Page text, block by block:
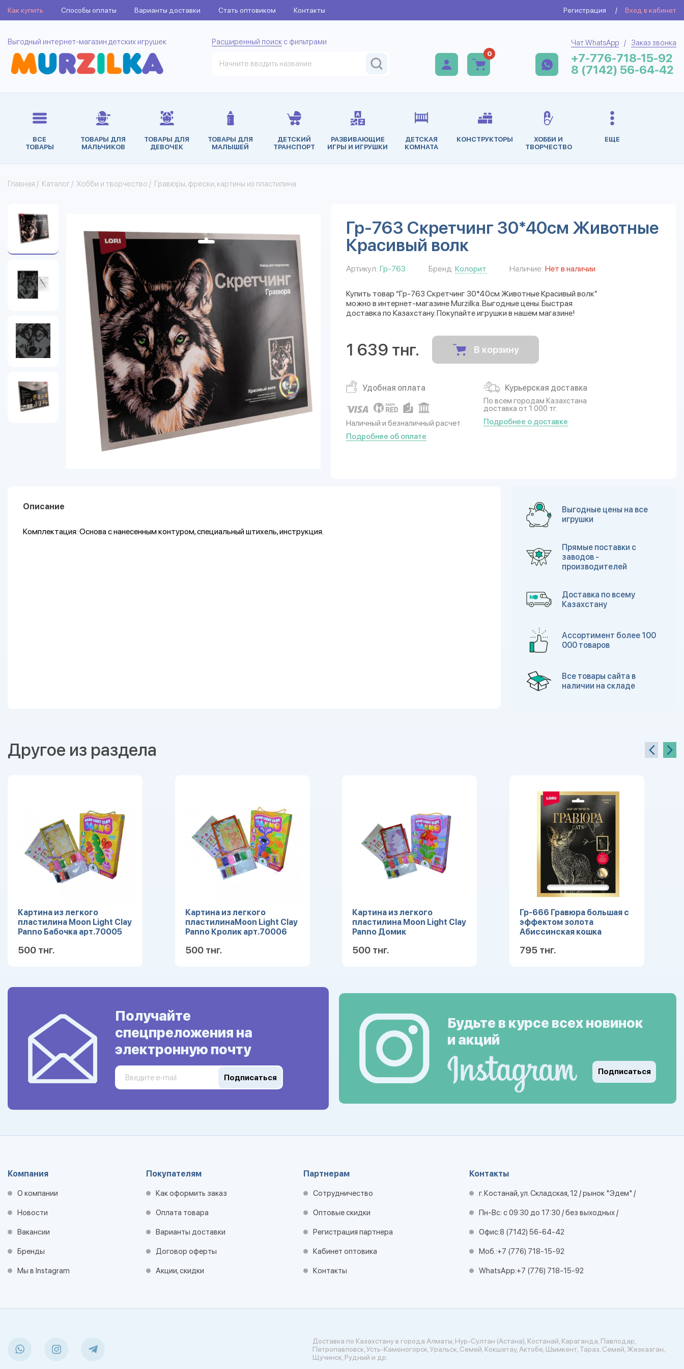
Как купить Способы оплаты Варианты доставки Стать оптовиком Контакты Регистрация / Вход в кабинет
Выгодный интернет-магазин детских игрушек Расширенный поиск с фильтрами
0
Чат WhatsApp / Заказ звонка
+7-776-718-15-92
8 (7142) 56-64-42
ВСЕ
ТОВАРЫ
ТОВАРЫ ДЛЯ
МАЛЬЧИКОВ
ТОВАРЫ ДЛЯ
ДЕВОЧЕК
ТОВАРЫ ДЛЯ
МАЛЫШЕЙ
ДЕТСКИЙ
ТРАНСПОРТ
РАЗВИВАЮЩИЕ
ИГРЫ И ИГРУШКИ
ДЕТСКАЯ
КОМНАТА
КОНСТРУКТОРЫ
ХОББИ И
ТВОРЧЕСТВО
ЕЩЕ
Главная / Каталог / Хобби и творчество / Гравюры, фрески, картины из пластилина
Гр-763 Скретчинг 30*40см Животные
Красивый волк
Артикул: Гр-763 Бренд: Колорит Наличие: Нет в наличии
Купить товар “Гр-763 Скретчинг 30*40см Животные Красивый волк”
можно в интернет-магазине Murzilka. Выгодные цены. Быстрая
доставка по Казахстану. Покупайте игрушки в нашем магазине!
1 639 тнг. В корзину
Удобная оплата
Наличный и безналичный расчет
Подробнее об оплате
Курьерская доставка
По всем городам Казахстана
доставка от 1 000 тг.
Подробнее о доставке
Описание
Комплектация: Основа с нанесенным контуром, специальный штихель, инструкция.
Выгодные цены на все
игрушки
Прямые поставки с
заводов -
производителей
Доставка по всему
Казахстану
Ассортимент более 100
000 товаров
Все товары сайта в
наличии на складе
Другое из раздела
Картина из легкого
пластилина Moon Light Clay
Panno Бабочка арт.70005
500 тнг.
Картина из легкого
пластилинаMoon Light Сlay
Panno Кролик арт.70006
500 тнг.
Картина из легкого
пластилина Moon Light Сlay
Panno Домик
500 тнг.
Гр-666 Гравюра большая с
эффектом золота
Абиссинская кошка
795 тнг.
Получайте
спецпреложения на
электронную почту
Подписаться
Будьте в курсе всех новинок
и акций
Подписаться
Компания
О компании
Новости
Вакансии
Бренды
Мы в Instagram
Покупателям
Как оформить заказ
Оплата товара
Варианты доставки
Договор оферты
Акции, скидки
Партнерам
Сотрудничество
Оптовые скидки
Регистрация партнера
Кабинет оптовика
Контакты
Контакты
г. Костанай, ул. Складская, 12 / рынок "Эдем" /
Пн-Вс: с 09:30 до 17:30 / без выходных /
Офис:8 (7142) 56-64-42
Моб.:+7 (776) 718-15-92
WhatsApp:+7 (776) 718-15-92
Доставка по Казахстану в города Алматы, Нур-Султан (Астана), Костанай, Караганда, Павлодар,
Петропавловск, Усть-Каменогорск, Уральск, Семей, Кокшетау, Актобе, Шымкент, Тараз, Семей, Жезказган,
Щучинск, Рудный и др.